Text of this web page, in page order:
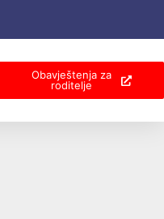
Obavještenja za
roditelje